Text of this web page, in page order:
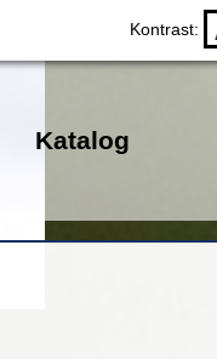
Kontrast:
Katalog